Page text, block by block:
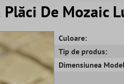
De Mozaic
Culoare:
Tip de produs:
Dimensiunea